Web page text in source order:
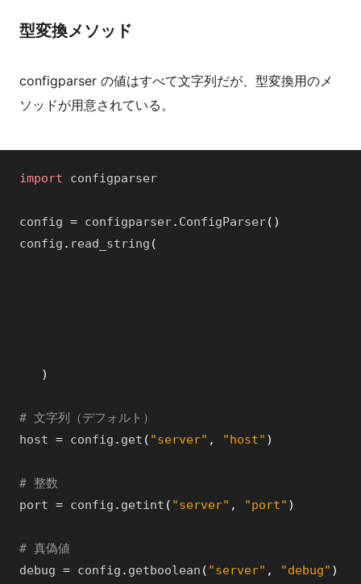
型変換メソッド
configparser の値はすべて文字列だが、型変換用のメ
ソッドが用意されている。
import configparser
config = configparser. ConfigParser( )
config . read_string (
)
# 文字列（デフォルト）
host = config . get ( "server" , "host" )
# 整数
port = config . getint ( "server" , "port" )
# 真偽値
debug = config . getboolean ( "server" , "debug" )